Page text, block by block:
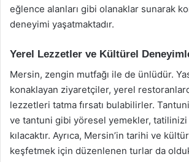
eğlence alanları gibi olanaklar sunarak
deneyimi yaşatmaktadır.
Yerel Lezzetler ve Kültürel
Mersin, zengin mutfağı ile de ünlüdür.
konaklayan ziyaretçiler, yerel
lezzetleri tatma fırsatı bulabilirler.
ve tantuni gibi yöresel yemekler, tatilinizi
kılacaktır. Ayrıca, Mersin’in tarihi ve
keşfetmek için düzenlenen turlar da